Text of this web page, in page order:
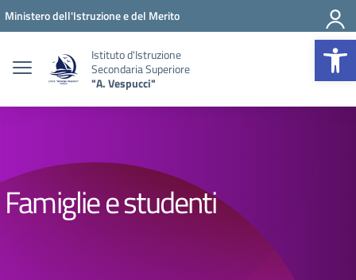
Vai ai contenuti
Vai al menu di navigazione
Vai al footer
Ministero dell'Istruzione e del Merito
Istituto d'Istruzione
Secondaria Superiore
"A. Vespucci"
Famiglie e studenti